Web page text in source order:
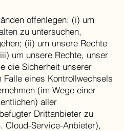
offenlegen: (i) um
zu untersuchen,
(ii) um unsere Rechte
um unsere Rechte, unser
die Sicherheit unserer
eines Kontrollwechsels
(im Wege einer
aller
Drittanbieter zu
Cloud-Service-Anbieter),